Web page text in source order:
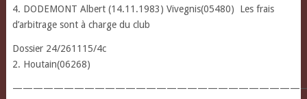
4. DODEMONT Albert (14.11.1983) Vivegnis(05480) Les frais
d’arbitrage sont à charge du club
Dossier 24/261115/4c
2. Houtain(06268)